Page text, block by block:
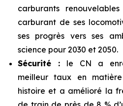
carburants
carburant de ses
ses progrès vers ses
science pour 2030 et 2050.
Sécurité : le CN a
meilleur taux en
histoire et a amélioré la